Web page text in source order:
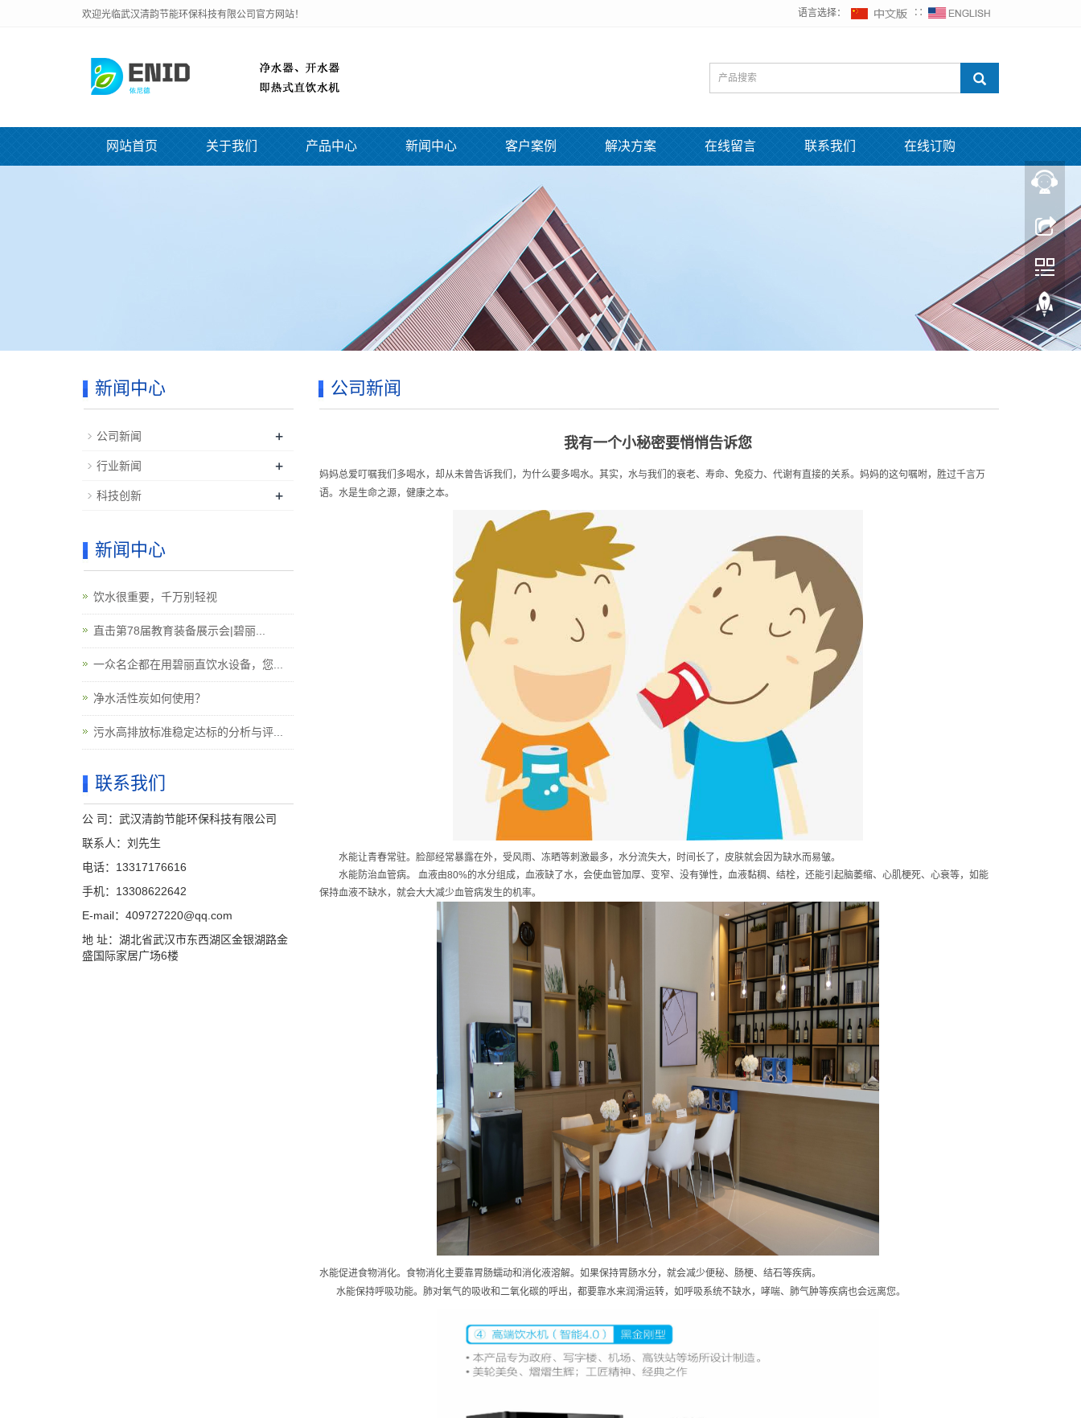
欢迎光临武汉清韵节能环保科技有限公司官方网站！ 语言选择： ∷
网站首页 关于我们 产品中心 新闻中心 客户案例 解决方案 在线留言 联系我们 在线订购
公司新闻
我有一个小秘密要悄悄告诉您
妈妈总爱叮嘱我们多喝水，却从未曾告诉我们，为什么要多喝水。其实，水与我们的衰老、寿命、免疫力、代谢有直接的关系。妈妈的这句嘱咐，胜过千言万
语。水是生命之源，健康之本。
水能让青春常驻。脸部经常暴露在外，受风雨、冻晒等刺激最多，水分流失大，时间长了，皮肤就会因为缺水而易皱。
水能防治血管病。 血液由80%的水分组成，血液缺了水，会使血管加厚、变窄、没有弹性，血液黏稠、结栓，还能引起脑萎缩、心肌梗死、心衰等，如能
保持血液不缺水，就会大大减少血管病发生的机率。
水能促进食物消化。食物消化主要靠胃肠蠕动和消化液溶解。如果保持胃肠水分，就会减少便秘、肠梗、结石等疾病。
水能保持呼吸功能。肺对氧气的吸收和二氧化碳的呼出，都要靠水来润滑运转，如呼吸系统不缺水，哮喘、肺气肿等疾病也会远离您。
新闻中心
公司新闻 +
行业新闻 +
科技创新 +
新闻中心
饮水很重要，千万别轻视
直击第78届教育装备展示会|碧丽...
一众名企都在用碧丽直饮水设备，您...
净水活性炭如何使用？
污水高排放标准稳定达标的分析与评...
联系我们
公 司：武汉清韵节能环保科技有限公司
联系人：刘先生
电话：13317176616
手机：13308622642
E-mail：409727220@qq.com
地 址：湖北省武汉市东西湖区金银湖路金
盛国际家居广场6楼